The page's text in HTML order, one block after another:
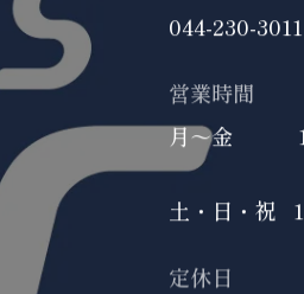
044-230-3011
営業時間
月～金
土・日・祝
定休日